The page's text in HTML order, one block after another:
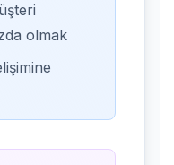
olmak